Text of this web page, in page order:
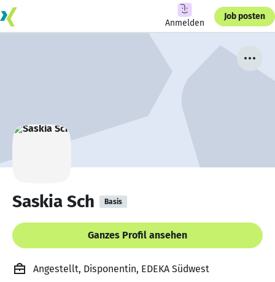
Anmelden
Job posten
Saskia Sch Basis
Ganzes Profil ansehen
Angestellt, Disponentin, EDEKA Südwest